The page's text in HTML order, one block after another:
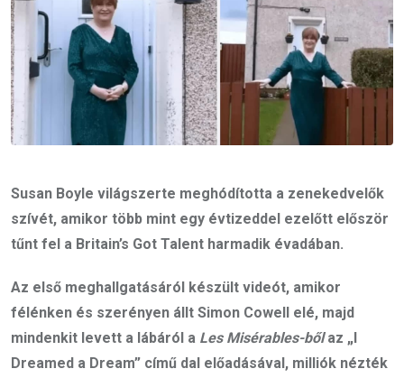
Susan Boyle világszerte meghódította a zenekedvelők
szívét, amikor több mint egy évtizeddel ezelőtt először
tűnt fel a Britain’s Got Talent harmadik évadában.
Az első meghallgatásáról készült videót, amikor
félénken és szerényen állt Simon Cowell elé, majd
mindenkit levett a lábáról a Les Misérables-bőlaz „I
Dreamed a Dream” című dal előadásával, milliók nézték